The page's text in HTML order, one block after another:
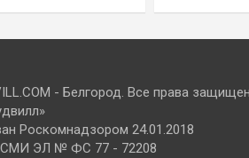
- Белгород. Все права
Роскомнадзором 24.01.2018
СМИ ЭЛ № ФС 77 - 72208